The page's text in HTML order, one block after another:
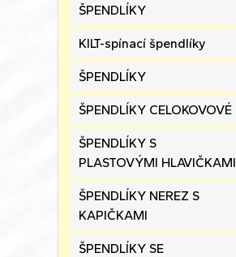
ŠPENDLÍKY
KILT-spínací špendlíky
ŠPENDLÍKY
ŠPENDLÍKY CELOKOVOVÉ
ŠPENDLÍKY S
PLASTOVÝMI HLAVIČKAMI
ŠPENDLÍKY NEREZ S
KAPIČKAMI
ŠPENDLÍKY SE